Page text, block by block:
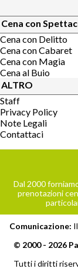
Cena con
Cena con Delitto
Cena con Cabaret
Cena con Magia
Cena al Buio
ALTRO
Staff
Privacy Policy
Note Legali
Contattaci
Dal 2000
prenotazioni
Comunicazione:
© 2000 - 2026
Tutti i diritti